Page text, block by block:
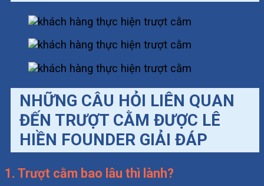
NHỮNG CÂU HỎI LIÊN QUAN
ĐẾN TRƯỢT CẰM ĐƯỢC LÊ
HIỀN FOUNDER GIẢI ĐÁP
1. Trượt cằm bao lâu thì lành?